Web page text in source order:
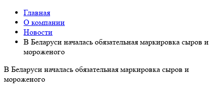
Главная
О компании
Новости
В Беларуси началась обязательная маркировка сыров и
мороженого
В Беларуси началась обязательная маркировка сыров и
мороженого